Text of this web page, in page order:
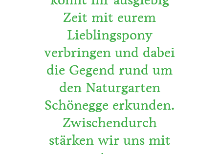
Zeit mit eurem
Lieblingspony
verbringen und dabei
die Gegend rund um
den Naturgarten
Schönegge erkunden.
Zwischendurch
stärken wir uns mit